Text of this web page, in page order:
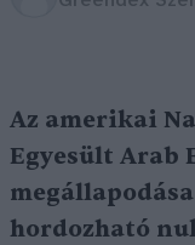
Az amerikai
Egyesült Arab
hordozható